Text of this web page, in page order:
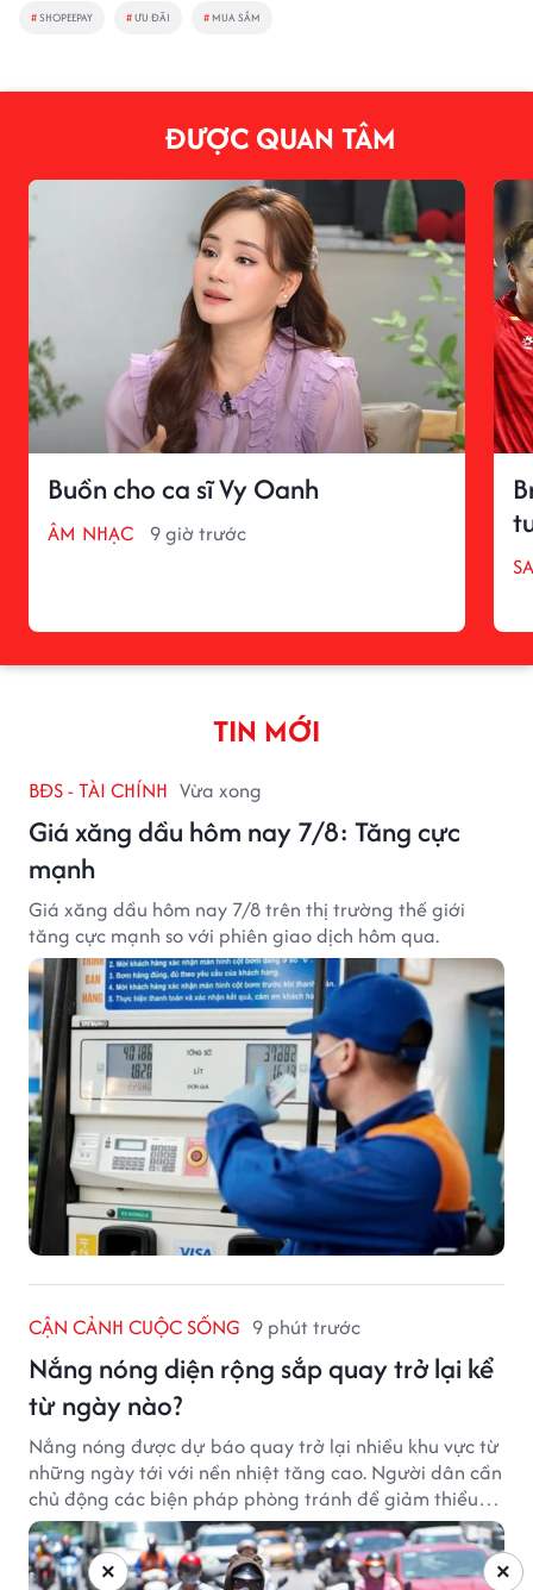
#SHOPEEPAY #ƯU ĐÃI # MUA SẮM
ĐƯỢC QUAN TÂM
Buồn cho ca sĩ Vy Oanh
ÂM NHẠC 9 giờ trước
TIN MỚI
BĐS - TÀI CHÍNH Vừa xong
Giá xăng dầu hôm nay 7/8: Tăng cực
mạnh
Giá xăng dầu hôm nay 7/8 trên thị trường thế giới
tăng cực mạnh so với phiên giao dịch hôm qua.
CẬN CẢNH CUỘC SỐNG 9 phút trước
Nắng nóng diện rộng sắp quay trở lại kể
từ ngày nào?
Nắng nóng được dự báo quay trở lại nhiều khu vực từ
những ngày tới với nền nhiệt tăng cao. Người dân cần
chủ động các biện pháp phòng tránh để giảm thiểu
tác động của thời tiết cực đoan.
×
×